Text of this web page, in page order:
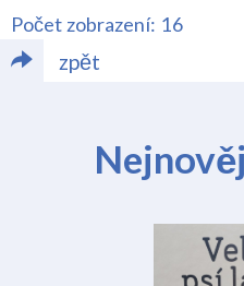
Počet zobrazení: 16
zpět